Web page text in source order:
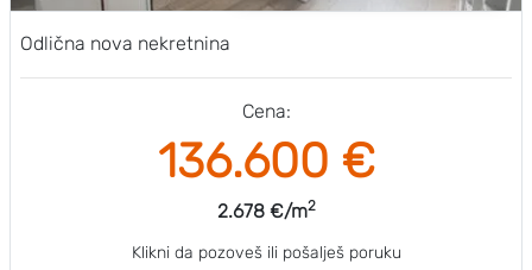
Odlična nova nekretnina
Cena:
136.600 €
2.678 €/m2
Klikni da pozoveš ili pošalješ poruku